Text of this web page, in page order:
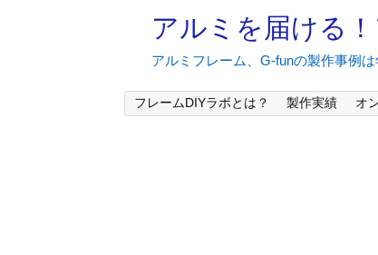
アルミを届ける
アルミフレーム、G-funの製作事例
フレームDIYラボとは？ 製作実績 オ